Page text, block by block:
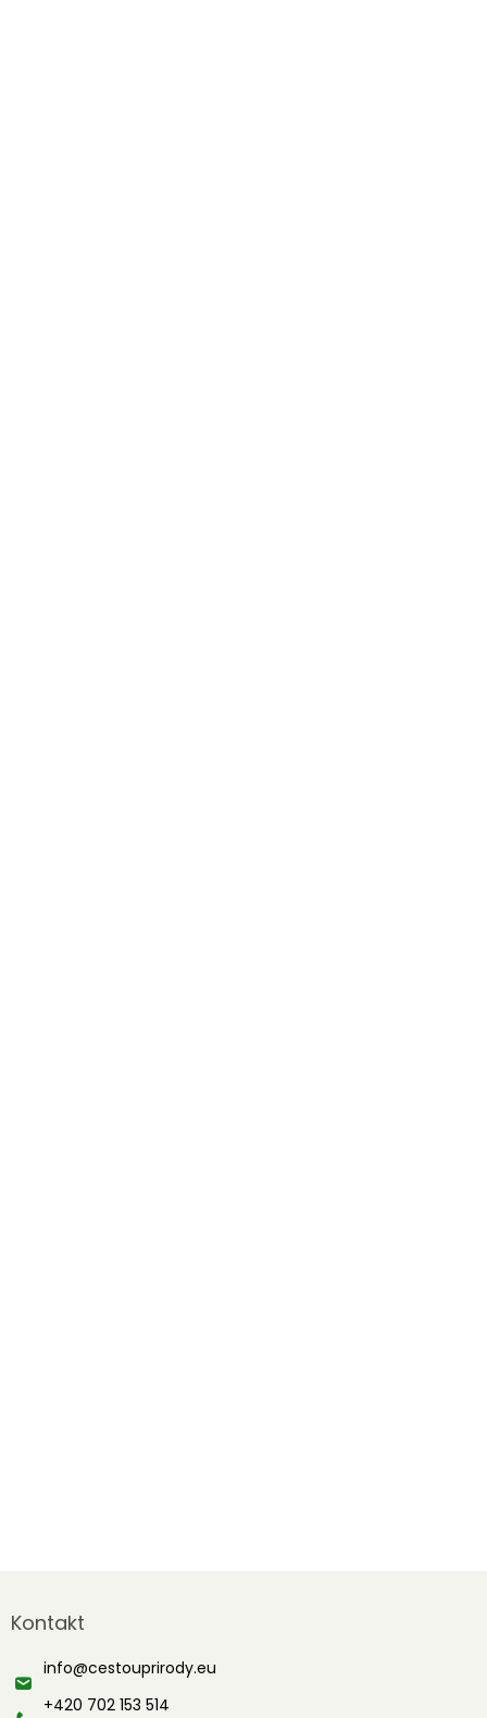
p
t
Kontakt
info@cestouprirody.eu
+420 702 153 514